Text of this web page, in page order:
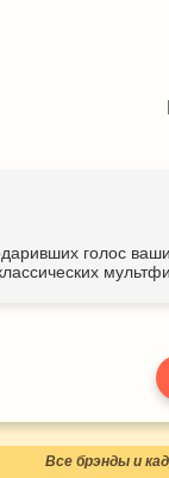
голос
Все брэнды и